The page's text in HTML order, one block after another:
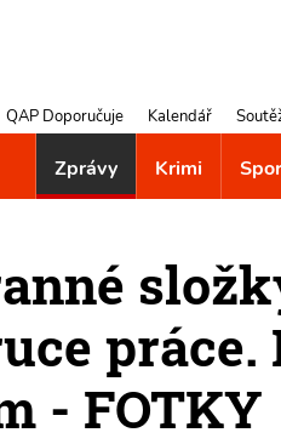
QAP Doporučuje Kalendář
Zprávy Krimi
práce.
- FOTKY